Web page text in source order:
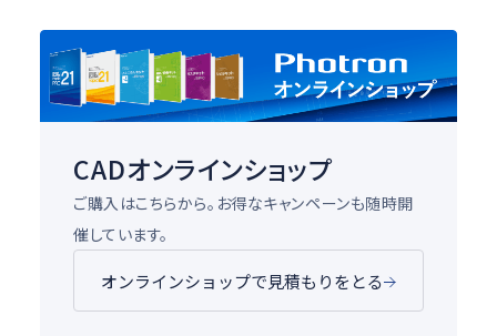
CADオンラインショップ
ご購入はこちらから。お得なキャンペーンも随時開
催しています。
オンラインショップで見積もりをとる